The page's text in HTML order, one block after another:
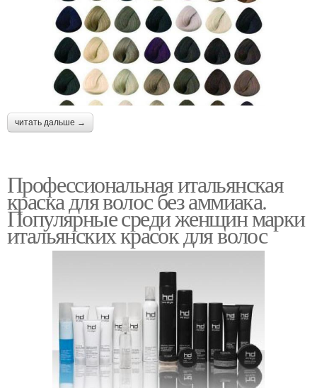
читать дальше →
Профессиональная итальянская
краска для волос без аммиака.
Популярные среди женщин марки
итальянских красок для волос